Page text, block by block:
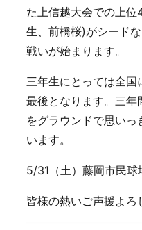
た上信越大会での上
生、前橋桜)がシード
戦いが始まります。
三年生にとっては全国
最後となります。三年
をグラウンドで思い
います。
5/31（土）藤岡市民球
皆様の熱いご声援よろ